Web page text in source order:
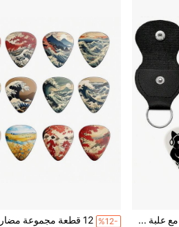
6 قطع من مواخذ الجيتار مع علبة جلدية - خيارات سمك 0.46/0.71/0.96 ملم، اكسسوارات آلة موسيقية بتصاميم كرتونية وأنمي، مواخذ لليوكليلي والباص والجيتار الكهربائي، هدايا لعشاق الموسيقى، تصاميم حيوية %12-